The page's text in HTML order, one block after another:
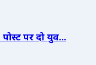
पर दो युव...